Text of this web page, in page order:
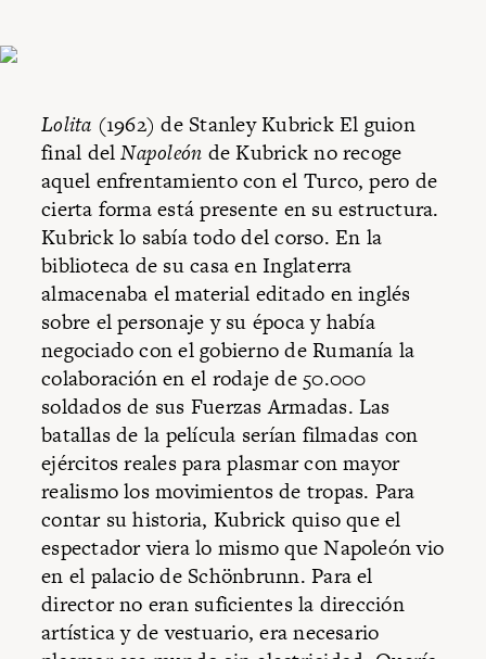
Lolita (1962) de Stanley Kubrick El guion
final delNapoleón de Kubrick no recoge
aquel enfrentamiento con el Turco, pero de
cierta forma está presente en su estructura.
Kubrick lo sabía todo del corso. En la
biblioteca de su casa en Inglaterra
almacenaba el material editado en inglés
sobre el personaje y su época y había
negociado con el gobierno de Rumanía la
colaboración en el rodaje de 50.000
soldados de sus Fuerzas Armadas. Las
batallas de la película serían filmadas con
ejércitos reales para plasmar con mayor
realismo los movimientos de tropas. Para
contar su historia, Kubrick quiso que el
espectador viera lo mismo que Napoleón vio
en el palacio de Schönbrunn. Para el
director no eran suficientes la dirección
artística y de vestuario, era necesario